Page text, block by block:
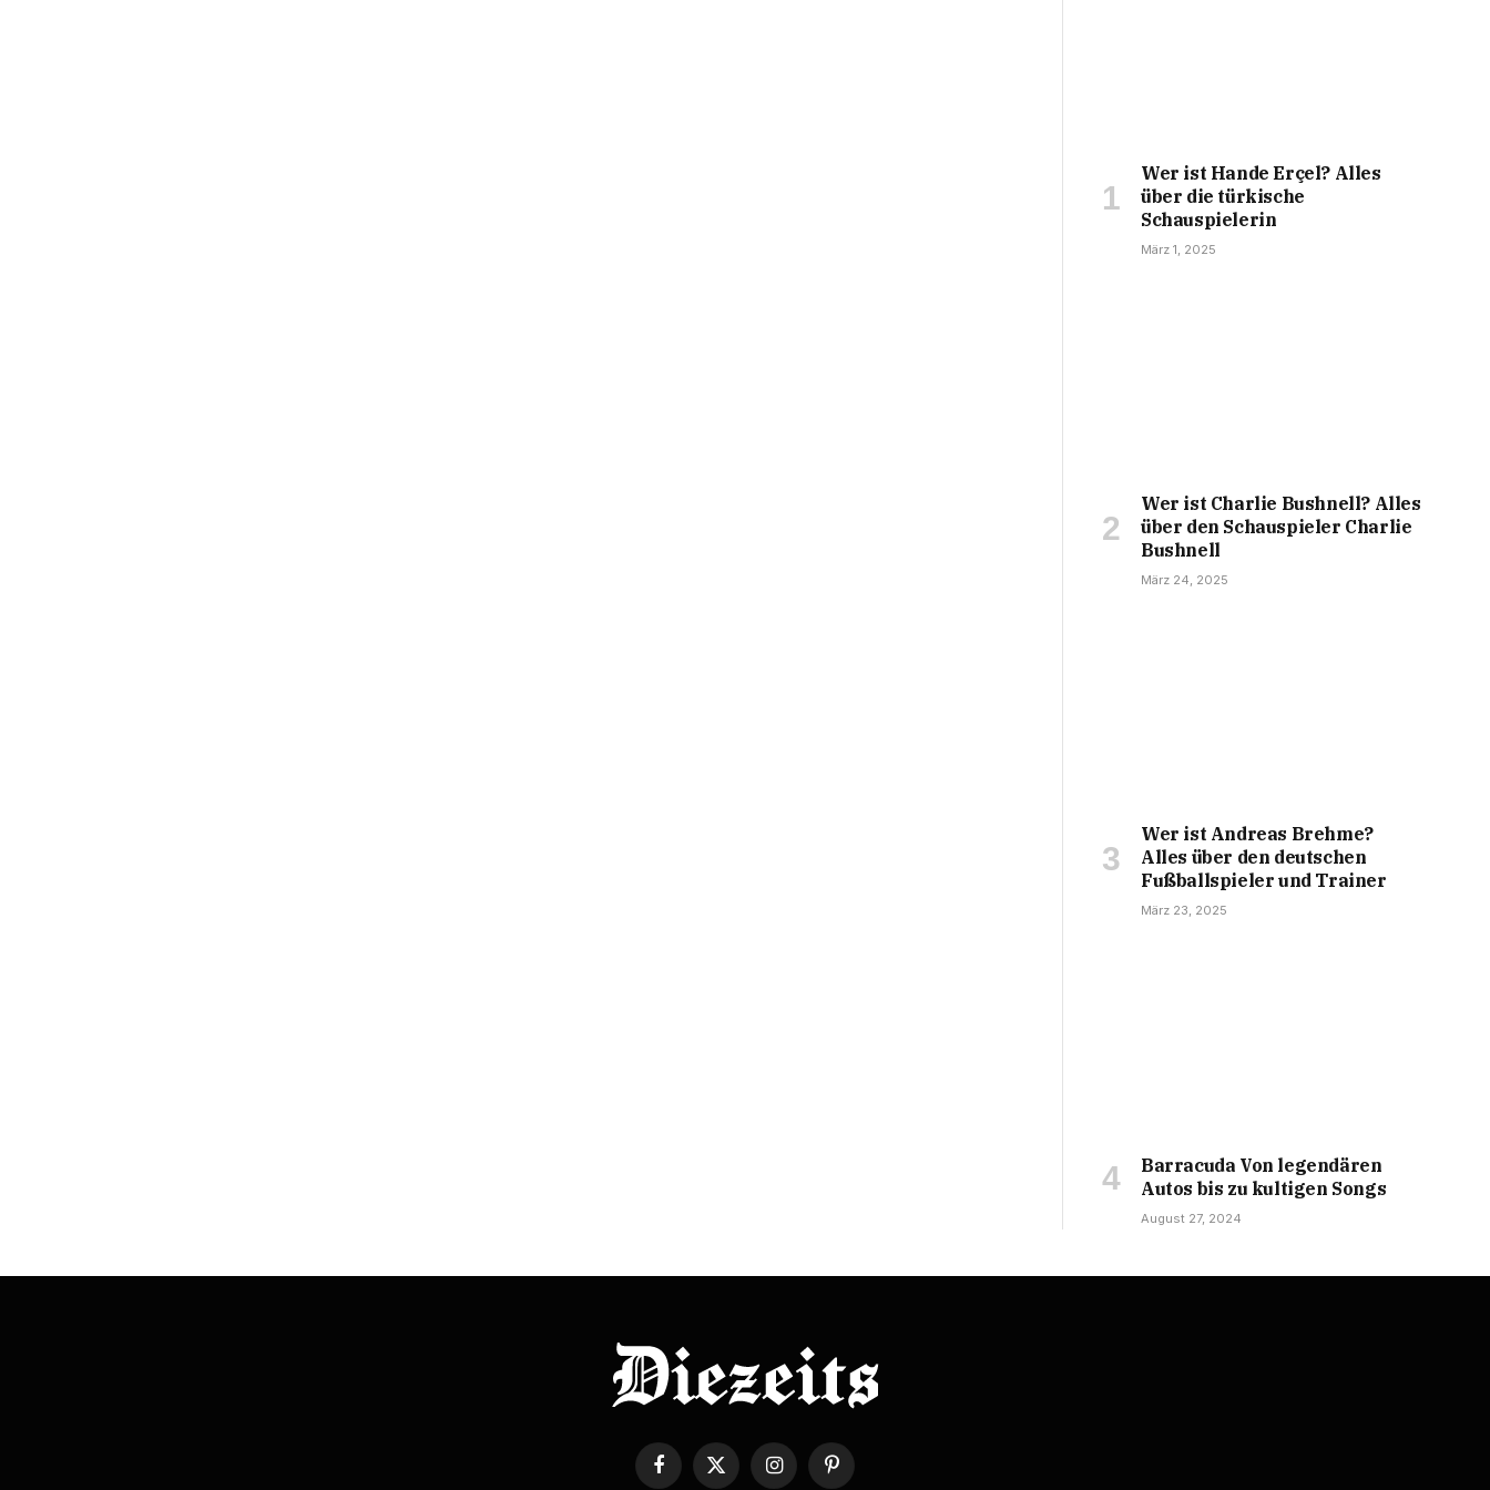
Wer ist Hande Erçel? Alles
über die türkische
Schauspielerin
März 1, 2025
Wer ist Charlie Bushnell? Alles
über den Schauspieler Charlie
Bushnell
März 24, 2025
Wer ist Andreas Brehme?
Alles über den deutschen
Fußballspieler und Trainer
März 23, 2025
Barracuda Von legendären
Autos bis zu kultigen Songs
August 27, 2024
Facebook
X
InstagramPinterest